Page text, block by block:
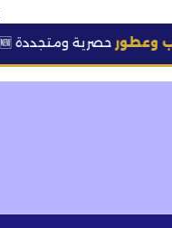
✦ ومتجددة